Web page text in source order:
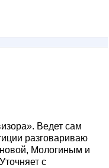
Ведет сам
разговариваю
Мологиным и
с